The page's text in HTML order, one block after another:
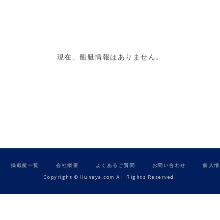
現在、船艇情報はありません。
掲載艇一覧 会社概要 よくあるご質問 お問い合わせ
個人
Copyright © Huneya.com All Rights Reserved.